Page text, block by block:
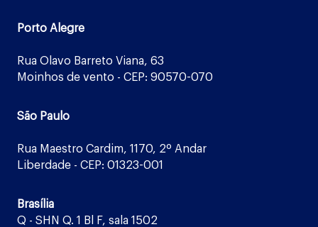
Porto Alegre
Rua Olavo Barreto Viana, 63
Moinhos de vento - CEP: 90570-070
São Paulo
Rua Maestro Cardim, 1170, 2º Andar
Liberdade - CEP: 01323-001
Brasília
Q - SHN Q. 1 Bl F, sala 1502